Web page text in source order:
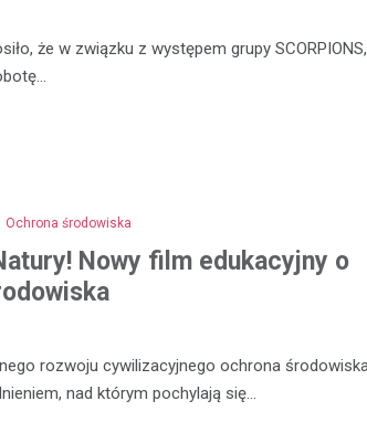
że w związku z występem grupy
Ochrona środowiska
Nowy film edukacyjny o
rozwoju cywilizacyjnego ochrona
nad którym pochylają się…